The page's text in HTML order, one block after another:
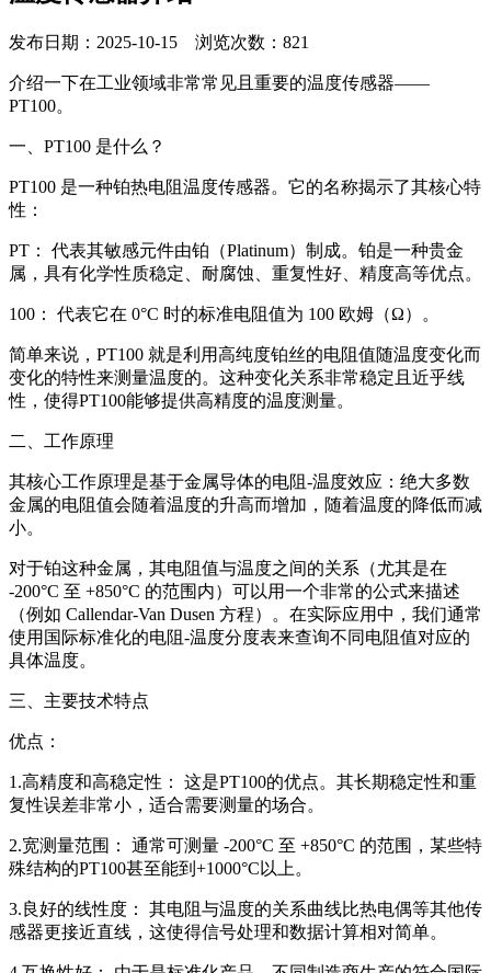
发布日期：2025-10-15 浏览次数：821
介绍一下在工业领域非常常见且重要的温度传感器——
PT100。
一、PT100 是什么？
PT100 是一种铂热电阻温度传感器。它的名称揭示了其核心特
性：
PT： 代表其敏感元件由铂（Platinum）制成。铂是一种贵金
属，具有化学性质稳定、耐腐蚀、重复性好、精度高等优点。
100： 代表它在 0°C 时的标准电阻值为 100 欧姆（Ω）。
简单来说，PT100 就是利用高纯度铂丝的电阻值随温度变化而
变化的特性来测量温度的。这种变化关系非常稳定且近乎线
性，使得PT100能够提供高精度的温度测量。
二、工作原理
其核心工作原理是基于金属导体的电阻-温度效应：绝大多数
金属的电阻值会随着温度的升高而增加，随着温度的降低而减
小。
对于铂这种金属，其电阻值与温度之间的关系（尤其是在
-200°C 至 +850°C 的范围内）可以用一个非常的公式来描述
（例如 Callendar-Van Dusen 方程）。在实际应用中，我们通常
使用国际标准化的电阻-温度分度表来查询不同电阻值对应的
具体温度。
三、主要技术特点
优点：
1.高精度和高稳定性： 这是PT100的优点。其长期稳定性和重
复性误差非常小，适合需要测量的场合。
2.宽测量范围： 通常可测量 -200°C 至 +850°C 的范围，某些特
殊结构的PT100甚至能到+1000°C以上。
3.良好的线性度： 其电阻与温度的关系曲线比热电偶等其他传
感器更接近直线，这使得信号处理和数据计算相对简单。